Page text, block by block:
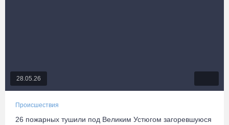
28.05.26
Происшествия
26 пожарных тушили под Великим Устюгом загоревшуюся